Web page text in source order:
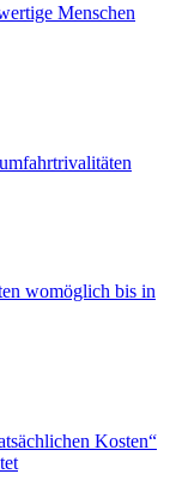
Menschen
womöglich bis in
Kosten“